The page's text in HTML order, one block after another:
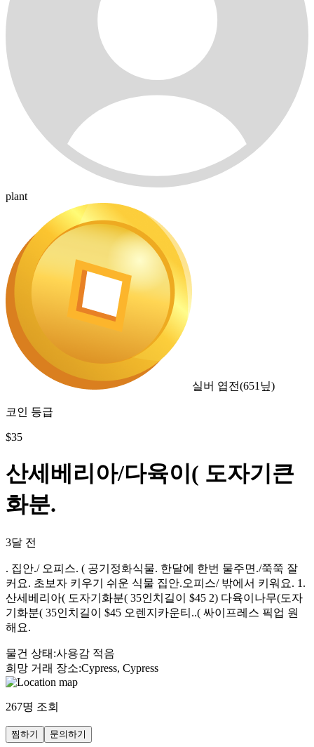
plant
실버 엽전(651 닢)
코인 등급
$35
산세베리아/다육이( 도자기큰
화분.
3달 전
. 집안./ 오피스. ( 공기정화식물. 한달에 한번 물주면./쭉쭉 잘
커요. 초보자 키우기 쉬운 식물 집안.오피스/ 밖에서 키워요. 1.
산세베리아( 도자기화분( 35인치길이 $45 2) 다육이나무(도자
기화분( 35인치길이 $45 오렌지카운티..( 싸이프레스 픽업 원
해요.
물건 상태 :사용감 적음
희망 거래 장소:Cypress, Cypress
267명 조회
찜하기 문의하기